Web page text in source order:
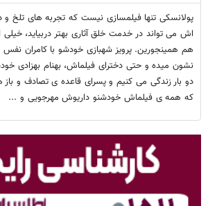
پولانسکی تنها فیلمسازی نیست که تجربه های تلخ
اش می تواند در خدمت خلق آثاری بهتر دربیاید، خیلی
هم همینجورین. پرویز شهبازی خودشو با کامران نفس
نشون میده و حتی دخترای فیلماش، بهنام بهزادی
دو بار زندگی می کنیم و پسرای قاعده ی تصادف و باز
که همه ی فیلماش خودشنو داریوش مهرجویی و ...